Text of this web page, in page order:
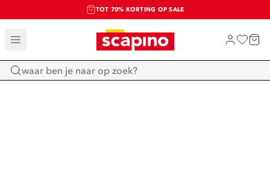
TOT 70% KORTING OP SALE
SALE: LAATSTE KANS!
SHOP NIEUW
Home